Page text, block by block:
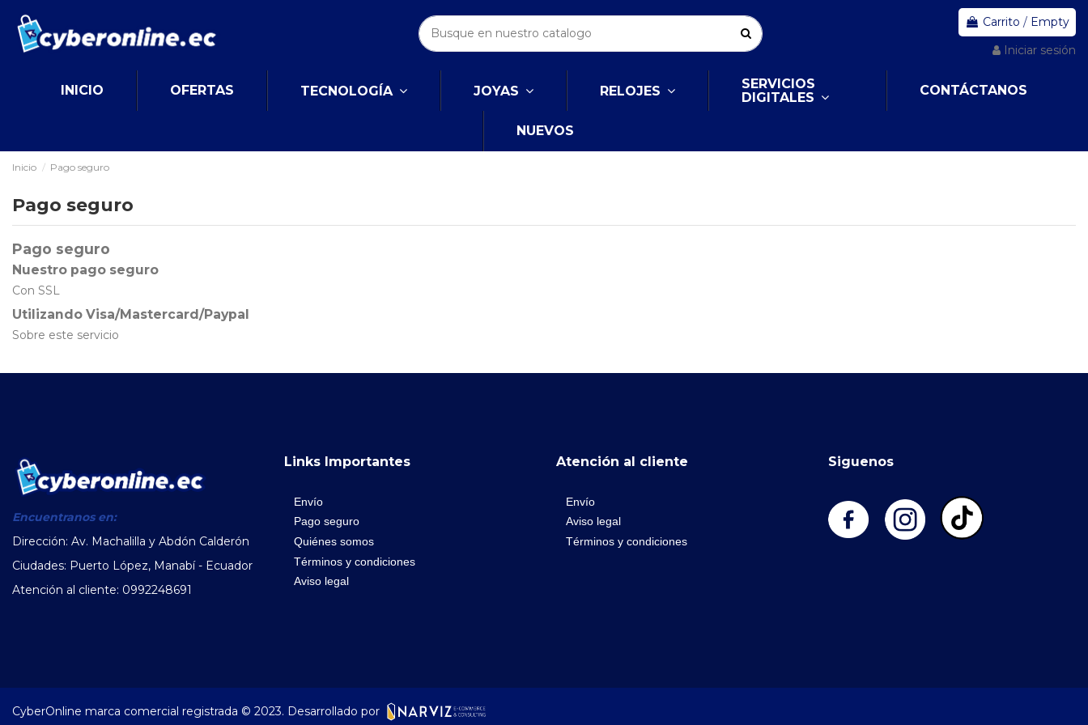
Carrito / Empty
Iniciar sesión
INICIO OFERTAS TECNOLOGÍA JOYAS RELOJES
SERVICIOS
DIGITALES
CONTÁCTANOS
NUEVOS
Inicio Pago seguro
Pago seguro
Pago seguro
Nuestro pago seguro
Con SSL
Utilizando Visa/Mastercard/Paypal
Sobre este servicio
Encuentranos en:
Dirección: Av. Machalilla y Abdón Calderón
Ciudades: Puerto López, Manabí - Ecuador
Atención al cliente: 0992248691
Links Importantes
Envío
Pago seguro
Quiénes somos
Términos y condiciones
Aviso legal
Atención al cliente
Envío
Aviso legal
Términos y condiciones
Siguenos
CyberOnline marca comercial registrada © 2023. Desarrollado por